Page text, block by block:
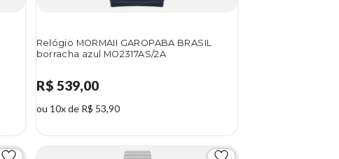
Relógio MORMAII GAROPABA BRASIL
borracha azul MO2317AS/2A
R$ 539,00
ou 10x de R$ 53,90